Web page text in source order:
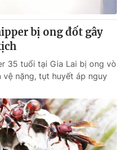
bị ong đốt gây
35 tuổi tại Gia Lai bị ong vò
nặng, tụt huyết áp nguy